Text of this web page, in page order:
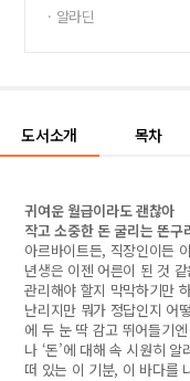
· 알라딘
도서소개 목차
귀여운 월급이라도 괜찮아
작고 소중한 돈 굴리는 똔구
아르바이트든, 직장인이든
년생은 이젠 어른이 된 것
관리해야 할지 막막하기만
난리지만 뭐가 정답인지 어
에 두 눈 딱 감고 뛰어들기
나 ‘돈’에 대해 속 시원히
떠 있는 이 기분, 이 바다를